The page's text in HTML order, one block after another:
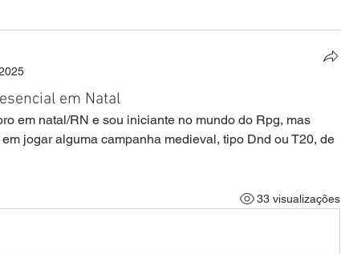
em Natal
em natal/RN e sou iniciante no mundo do Rpg, mas
jogar alguma campanha medieval, tipo Dnd ou T20, de
33 visualizações